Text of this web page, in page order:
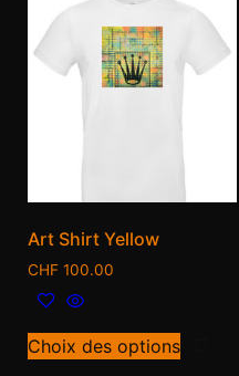
Art Shirt Yellow
CHF 100.00
Choix des options